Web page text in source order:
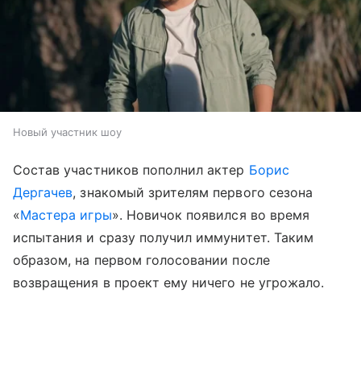
Новый участник шоу
Состав участников пополнил актер Борис
Дергачев, знакомый зрителям первого сезона
«Мастера игры». Новичок появился во время
испытания и сразу получил иммунитет. Таким
образом, на первом голосовании после
возвращения в проект ему ничего не угрожало.